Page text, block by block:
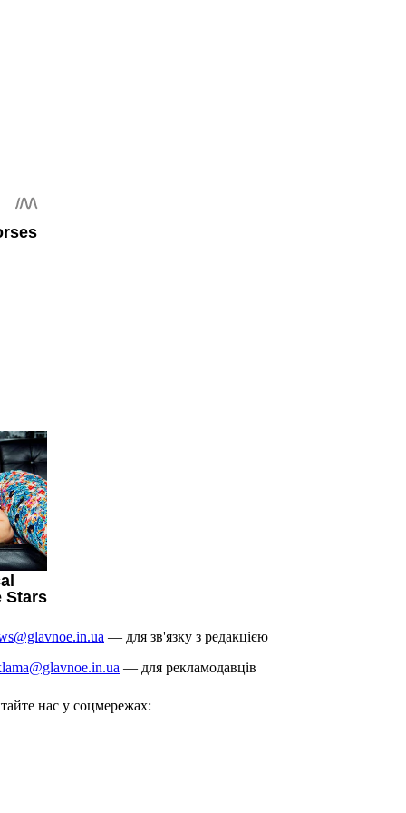
— для зв'язку з редакцією
— для рекламодавців
нас у соцмережах: